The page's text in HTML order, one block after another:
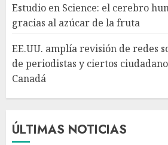
Estudio en Science: el cerebro
gracias al azúcar de la fruta
EE.UU. amplía revisión de redes
de periodistas y ciertos
Canadá
ÚLTIMAS NOTICIAS
periodistas
ciudadanos
Canadá
AGOSTO 7,
1
fondos